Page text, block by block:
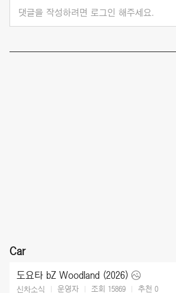
댓글을 작성하려면 로그인 해주세요.
Car
도요타 bZ Woodland (2026)
신차소식 운영자 조회 15869 추천 0